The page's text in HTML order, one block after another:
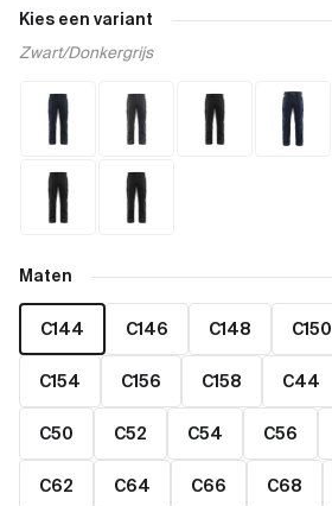
Kies een variant
Zwart/Donkergrijs
Maten
C144 C146 C148 C150
C154 C156 C158 C44
C50 C52 C54 C56
C62 C64 C66 C68